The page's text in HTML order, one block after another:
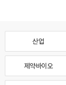
산업
제약·바이오